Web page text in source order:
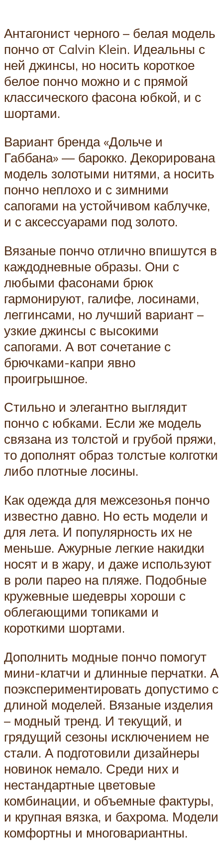
Антагонист черного – белая модель
пончо от Calvin Klein. Идеальны с
ней джинсы, но носить короткое
белое пончо можно и с прямой
классического фасона юбкой, и с
шортами.
Вариант бренда «Дольче и
Габбана» — барокко. Декорирована
модель золотыми нитями, а носить
пончо неплохо и с зимними
сапогами на устойчивом каблучке,
и с аксессуарами под золото.
Вязаные пончо отлично впишутся в
каждодневные образы. Они с
любыми фасонами брюк
гармонируют, галифе, лосинами,
леггинсами, но лучший вариант –
узкие джинсы с высокими
сапогами. А вот сочетание с
брючками-капри явно
проигрышное.
Стильно и элегантно выглядит
пончо с юбками. Если же модель
связана из толстой и грубой пряжи,
то дополнят образ толстые колготки
либо плотные лосины.
Как одежда для межсезонья пончо
известно давно. Но есть модели и
для лета. И популярность их не
меньше. Ажурные легкие накидки
носят и в жару, и даже используют
в роли парео на пляже. Подобные
кружевные шедевры хороши с
облегающими топиками и
короткими шортами.
Дополнить модные пончо помогут
мини-клатчи и длинные перчатки. А
поэкспериментировать допустимо с
длиной моделей. Вязаные изделия
– модный тренд. И текущий, и
грядущий сезоны исключением не
стали. А подготовили дизайнеры
новинок немало. Среди них и
нестандартные цветовые
комбинации, и объемные фактуры,
и крупная вязка, и бахрома. Модели
комфортны и многовариантны.